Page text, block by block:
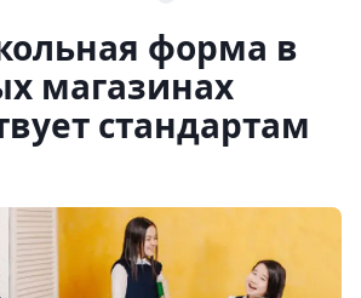
форма в
магазинах
стандартам